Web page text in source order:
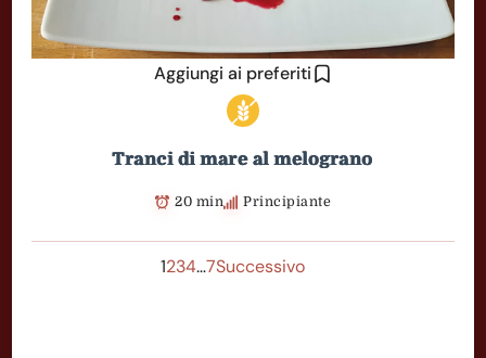
Aggiungi ai preferiti
Tranci di mare al melograno
20 min Principiante
1234…7Successivo